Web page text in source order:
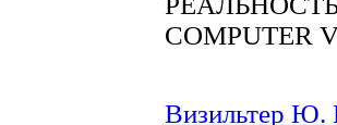
COMPUTER
Визильтер